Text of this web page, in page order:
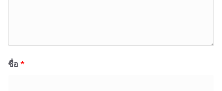
ชื่อ *